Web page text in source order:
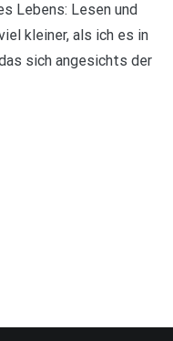
Lebens: Lesen und
kleiner, als ich es in
sich angesichts der